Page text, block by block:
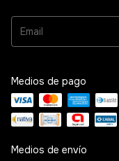
Medios de pago
Medios de envío